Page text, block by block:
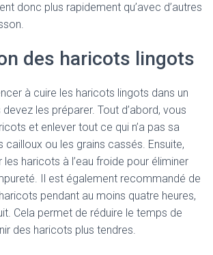
donc plus rapidement qu’avec d’autres
des haricots lingots
à cuire les haricots lingots dans un
les préparer. Tout d’abord, vous
et enlever tout ce qui n’a pas sa
ou les grains cassés. Ensuite,
haricots à l’eau froide pour éliminer
Il est également recommandé de
pendant au moins quatre heures,
Cela permet de réduire le temps de
des haricots plus tendres.